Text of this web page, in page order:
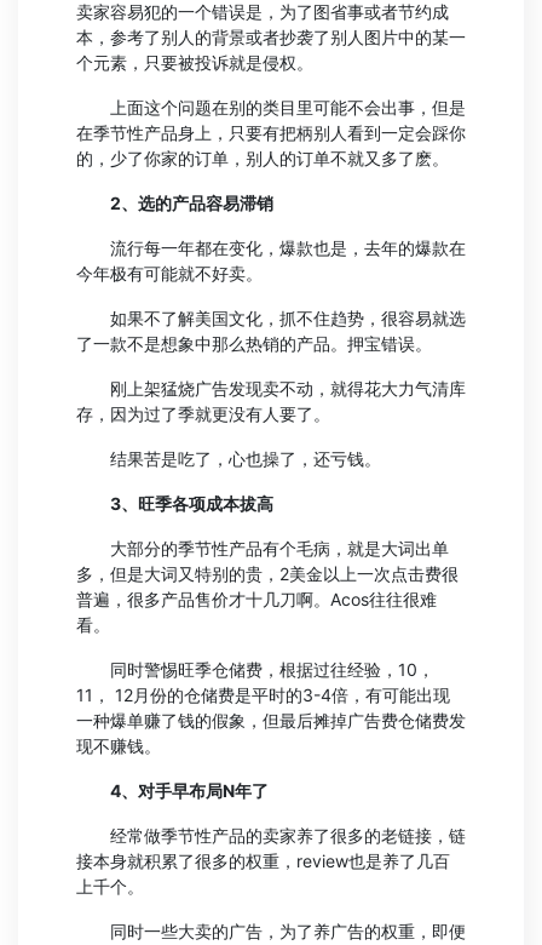
卖家容易犯的一个错误是，为了图省事或者节约成
本，参考了别人的背景或者抄袭了别人图片中的某一
个元素，只要被投诉就是侵权。
上面这个问题在别的类目里可能不会出事，但是
在季节性产品身上，只要有把柄别人看到一定会踩你
的，少了你家的订单，别人的订单不就又多了麽。
2、选的产品容易滞销
流行每一年都在变化，爆款也是，去年的爆款在
今年极有可能就不好卖。
如果不了解美国文化，抓不住趋势，很容易就选
了一款不是想象中那么热销的产品。押宝错误。
刚上架猛烧广告发现卖不动，就得花大力气清库
存，因为过了季就更没有人要了。
结果苦是吃了，心也操了，还亏钱。
3、旺季各项成本拔高
大部分的季节性产品有个毛病，就是大词出单
多，但是大词又特别的贵，2美金以上一次点击费很
普遍，很多产品售价才十几刀啊。Acos往往很难
看。
同时警惕旺季仓储费，根据过往经验，10，
11， 12月份的仓储费是平时的3-4倍，有可能出现
一种爆单赚了钱的假象，但最后摊掉广告费仓储费发
现不赚钱。
4、对手早布局N年了
经常做季节性产品的卖家养了很多的老链接，链
接本身就积累了很多的权重，review也是养了几百
上千个。
同时一些大卖的广告，为了养广告的权重，即便